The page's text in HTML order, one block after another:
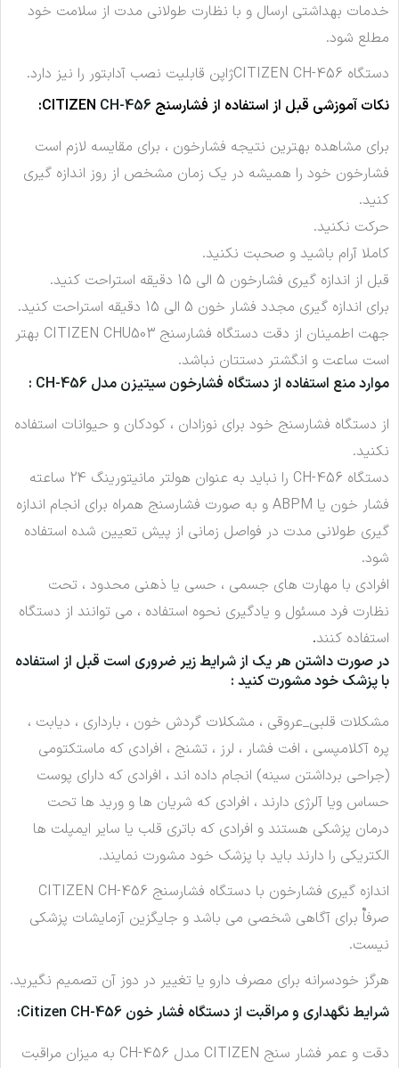
خدمات بهداشتی ارسال و با نظارت طولانی مدت از سلامت خود
مطلع شود.
دستگاه CITIZEN CH-456ژاپن قابلیت نصب آدابتور را نیز دارد.
نکات آموزشی قبل از استفاده از فشارسنج CITIZEN CH-456
:
برای مشاهده بهترین نتیجه فشارخون ، برای مقایسه لازم است
فشارخون خود را همیشه در یک زمان مشخص از روز اندازه گیری
کنید.
حرکت نکنید.
کاملا آرام باشید و صحبت نکنید.
قبل از اندازه گیری فشارخون 5 الی 15 دقیقه استراحت کنید.
برای اندازه گیری مجدد فشار خون 5 الی 15 دقیقه استراحت کنید.
جهت اطمینان از دقت دستگاه فشارسنج CITIZEN CHU503 بهتر
است ساعت و انگشتر دستتان نباشد.
موارد منع استفاده از دستگاه فشارخون سیتیزن مدل CH-456
:
از دستگاه فشارسنج خود برای نوزادان ، کودکان و حیوانات استفاده
نکنید.
دستگاه CH-456 را نباید به عنوان هولتر مانیتورینگ 24 ساعته
فشار خون یا ABPM و به صورت فشارسنج همراه برای انجام اندازه
گیری طولانی مدت در فواصل زمانی از پیش تعیین شده استفاده
شود.
افرادی با مهارت های جسمی ، حسی یا ذهنی محدود ، تحت
نظارت فرد مسئول و یادگیری نحوه استفاده ، می توانند از دستگاه
استفاده کنند.
در صورت داشتن هر یک از شرایط زیر ضروری است قبل از استفاده
با پزشک خود مشورت کنید :
مشکلات قلبی_عروقی ، مشکلات گردش خون ، بارداری ، دیابت ،
پره آکلامپسی ، افت فشار ، لرز ، تشنج ، افرادی که ماستکتومی
(جراحی برداشتن سینه) انجام داده اند ، افرادی که دارای پوست
حساس ویا آلرژی دارند ، افرادی که شریان ها و ورید ها تحت
درمان پزشکی هستند و افرادی که باتری قلب یا سایر ایمپلت ها
الکتریکی را دارند باید با پزشک خود مشورت نمایند.
اندازه گیری فشارخون با دستگاه فشارسنج CITIZEN CH-456
صرفاٌ برای آگاهی شخصی می باشد و جایگزین آزمایشات پزشکی
نیست.
هرگز خودسرانه برای مصرف دارو یا تغییر در دوز آن تصمیم نگیرید.
شرایط نگهداری و مراقبت از دستگاه فشار خون Citizen CH-456
:
دقت و عمر فشار سنج CITIZEN مدل CH-456 به میزان مراقبت